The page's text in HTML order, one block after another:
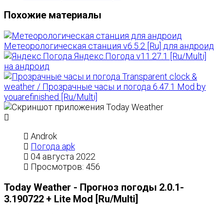
Похожие материалы
Метеорологическая станция v6.5.2 [Ru] для андроид
Яндекс.Погода v11.27.1 [Ru/Multi]
на андроид
Transparent clock &
weather / Прозрачные часы и погода 6.47.1 Mod by
youarefinished [Ru/Multi]
Androk
Погода apk
04 августа 2022
Просмотров: 456
Today Weather - Прогноз погоды 2.0.1-
3.190722 + Lite Mod [Ru/Multi]